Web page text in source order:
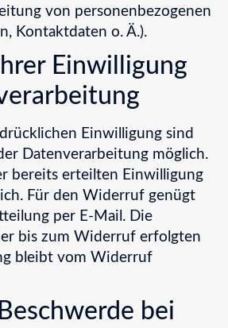
von personenbezogenen
Kontaktdaten o. Ä.).
Einwilligung
Einwilligung sind
Datenverarbeitung möglich.
bereits erteilten Einwilligung
Für den Widerruf genügt
per E-Mail. Die
bis zum Widerruf erfolgten
bleibt vom Widerruf
bei